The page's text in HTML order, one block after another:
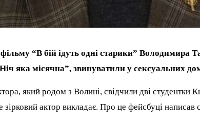
“В бій ідуть одні старики” Володимира
яка місячна”, звинуватили у сексуальних
який родом з Волині, свідчили дві студентки
актор викладає. Про це фейсбуці написав